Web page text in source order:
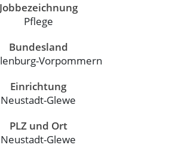
Jobbezeichnung
Pflege
Bundesland
Vorpommern
Einrichtung
Neustadt-Glewe
PLZ und Ort
Neustadt-Glewe